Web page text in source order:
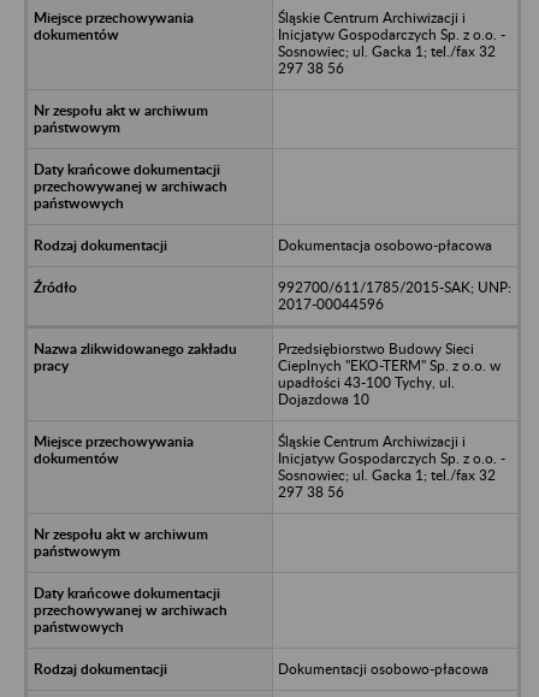
Śląskie Centrum Archiwizacji i
Inicjatyw Gospodarczych Sp. z o.o. -
Sosnowiec; ul. Gacka 1; tel./fax 32
297 38 56
Dokumentacja osobowo-płacowa
992700/611/1785/2015-SAK; UNP:
2017-00044596
Przedsiębiorstwo Budowy Sieci
Cieplnych "EKO-TERM" Sp. z o.o. w
upadłości 43-100 Tychy, ul.
Dojazdowa 10
Śląskie Centrum Archiwizacji i
Inicjatyw Gospodarczych Sp. z o.o. -
Sosnowiec; ul. Gacka 1; tel./fax 32
297 38 56
Dokumentacji osobowo-płacowa